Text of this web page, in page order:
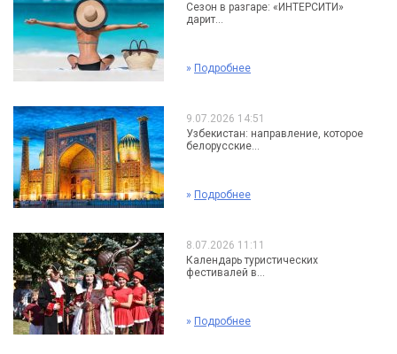
Сезон в разгаре: «ИНТЕРСИТИ»
дарит...
» Подробнее
9.07.2026 14:51
Узбекистан: направление, которое
белорусские...
» Подробнее
8.07.2026 11:11
Календарь туристических
фестивалей в...
» Подробнее